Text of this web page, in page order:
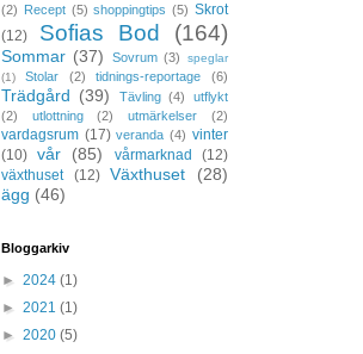
(2) Recept (5) shoppingtips (5) Skrot
(12)
Sofias Bod (164)
Sommar (37) Sovrum (3)
speglar
(1)
Stolar (2) tidnings-reportage (6)
Trädgård (39) Tävling (4)
utflykt
(2)
utlottning (2) utmärkelser (2)
vardagsrum (17) veranda (4) vinter
(10) vår (85) vårmarknad
(12)
växthuset
(12) Växthuset
(28)
ägg (46)
Bloggarkiv
► 2024 (1)
► 2021 (1)
► 2020 (5)